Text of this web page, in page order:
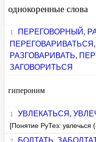
однокоренные слова
ПЕРЕГОВОРНЫЙ ,
ПЕРЕГОВАРИВАТЬСЯ ,
РАЗГОВАРИВАТЬ,
ЗАГОВОРИТЬСЯ
гипероним
УВЛЕКАТЬСЯ ,
[Понятие РуТез: увлечься
БОЛТАТЬ,